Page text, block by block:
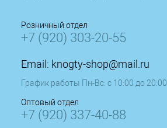
Розничный отдел
+7 (920) 303-20-55
Email: knogty-shop@mail.ru
График работы Пн-Вс: с 10:00 до 20:00
Оптовый отдел
+7 (920) 337-40-88